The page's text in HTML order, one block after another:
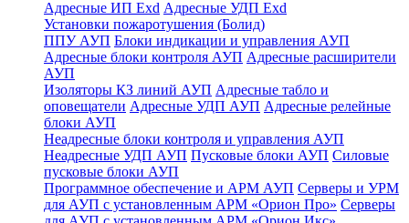
Адресные ИП Exd Адресные УДП Exd
Установки пожаротушения (Болид)
ППУ АУП Блоки индикации и управления АУП
Адресные блоки контроля АУП Адресные расширители
АУП
Изоляторы КЗ линий АУП Адресные табло и
оповещатели Адресные УДП АУП Адресные релейные
блоки АУП
Неадресные блоки контроля и управления АУП
Неадресные УДП АУП Пусковые блоки АУП Силовые
пусковые блоки АУП
Программное обеспечение и АРМ АУП Серверы и УРМ
для АУП с установленным АРМ «Орион Про» Серверы